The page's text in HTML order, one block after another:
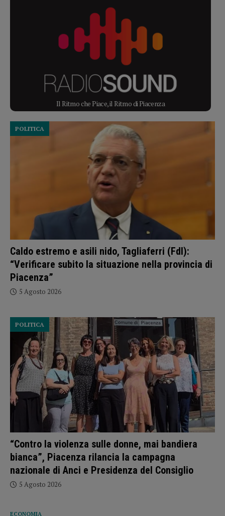
Il Ritmo che Piace, il Ritmo di Piacenza
Caldo estremo e asili nido, Tagliaferri (FdI):
“Verificare subito la situazione nella provincia di
Piacenza”
POLITICA
5 Agosto 2026
“Contro la violenza sulle donne, mai bandiera
bianca”, Piacenza rilancia la campagna
nazionale di Anci e Presidenza del Consiglio
POLITICA
5 Agosto 2026
ECONOMIA